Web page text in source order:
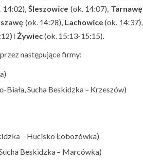
14:02),Śleszowice (ok. 14:07), Tarnawę
(ok. 14:28), Lachowice(ok. 14:37),
iŻywiec(ok. 15:13-15:15).
następujące firmy:
Biała, Sucha Beskidzka – Krzeszów)
– Hucisko Łobozówka)
Beskidzka – Marcówka)